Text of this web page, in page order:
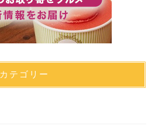
カテゴリー